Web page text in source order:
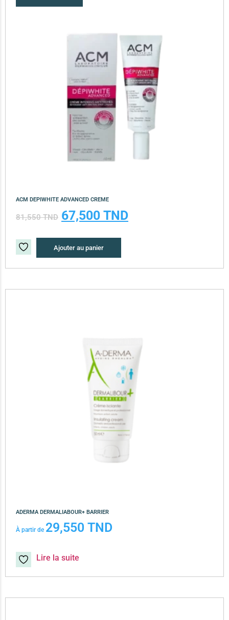
ADERMA DERMALIABOUR+ BARRIER
À partir de 29,550 TND
Lire la suite
ACM DEPIWHITE ADVANCED CREME
81,550TND 67,500 TND
Ajouter au panier